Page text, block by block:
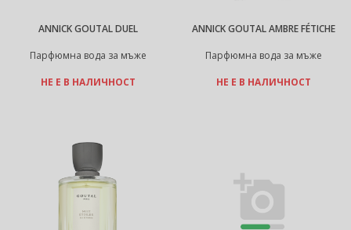
ANNICK GOUTAL DUEL
Парфюмна вода за мъже
НЕ Е В НАЛИЧНОСТ
ANNICK GOUTAL AMBRE FÉTICHE
Парфюмна вода за мъже
НЕ Е В НАЛИЧНОСТ